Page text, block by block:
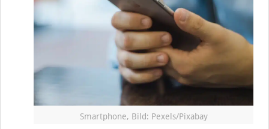
Smartphone, Bild: Pexels/Pixabay